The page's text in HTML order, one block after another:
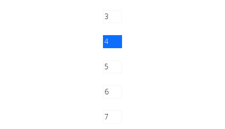
3
4
5
6
7